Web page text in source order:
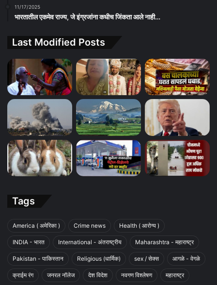
11/17/2025
भारतातील एकमेव राज्य, जे इंग्रजांना कधीच जिंकता आले नाही…
Last Modified Posts
Tags
America ( अमेरिका ) Crime news Health ( आरोग्य )
INDIA - भारत International - अंतराष्ट्रीय Maharashtra - महाराष्ट्र
Pakistan - पाकिस्तान Religious (धार्मिक) sex / सेक्स आगळे - वेगळे
क्राईम रंग जनरल नॉलेज देश विदेश नवगण विश्लेषण महाराष्ट्र